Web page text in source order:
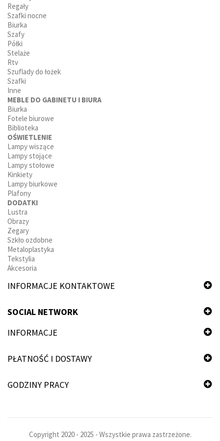
sklepie internetowym znajdziesz
z funkcją spania
piękne meble, ale także praktyczne, dzięki schowkom na
modnych kanap, które staną się centralnym punktem
innychmebli wypoczynkowych
głównej kategorii produktów.
Sofy z funkcja spania wygodne od
Szumen
Sofy z funkcją spania od Szumen
rozwiązanie do każdego pokoju mieszkalnego,
młodzieżowego czy też dla Twoich gości. Narożnik, m.in.
z wygodnym łóżkiem, będzie idealnym miejscem do
nocnego wypoczynku oraz relaksu w domowym zaciszu.
Zapraszamy do zapoznania się z ofertą sof z funkcją
spania od Szumen
różnych stylów, tkanin obiciowych oraz praktycznych
rozwiązań. Każdy centymetr tapicerki jest starannie
wykonany, aby ożywić Twój pokój dzienny czy
młodzieżowy. Koniecznie
pokoju, a także zapewnij swoim gościom wygodę i
Regały
Szafki nocne
Biurka
Szafy
Półki
Stelaże
Rtv
Szuflady do łożek
Szafki
Inne
MEBLE DO GABINETU I BIURA
Biurka
Fotele biurowe
Biblioteka
OŚWIETLENIE
Lampy wiszące
Lampy stojące
Lampy stołowe
Kinkiety
Lampy biurkowe
Plafony
DODATKI
Lustra
Obrazy
Zegary
Szkło ozdobne
Metaloplastyka
Tekstylia
Akcesoria
INFORMACJE KONTAKTOWE
SOCIAL NETWORK
INFORMACJE
PŁATNOŚĆ I DOSTAWY
GODZINY PRACY
Copyright 2020 - 2025 - Wszystkie prawa zastrzeżone.